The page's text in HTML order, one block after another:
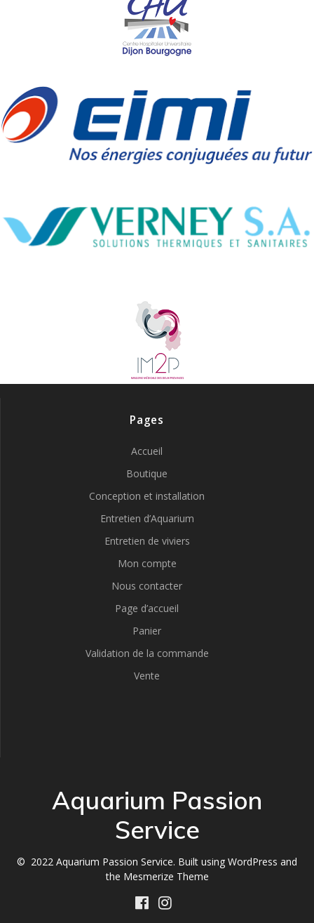
Pages
Accueil
Boutique
Conception et installation
Entretien d’Aquarium
Entretien de viviers
Mon compte
Nous contacter
Page d’accueil
Panier
Validation de la commande
Vente
Aquarium Passion
Service
© 2022 Aquarium Passion Service. Built using WordPress and
the Mesmerize Theme